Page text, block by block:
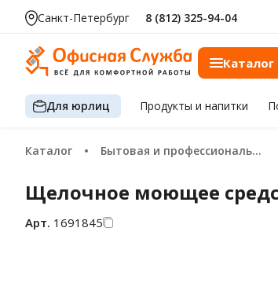
Санкт-Петербург 8 (812) 325-94-04
Каталог
Для юрлиц Продуктыи напитки
Каталог Бытовая и профессиональная химия
Щелочное моющее
Арт. 1691845